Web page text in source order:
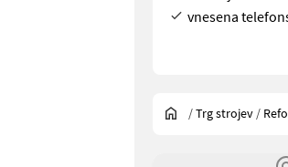
vnesena
/Trg strojev /